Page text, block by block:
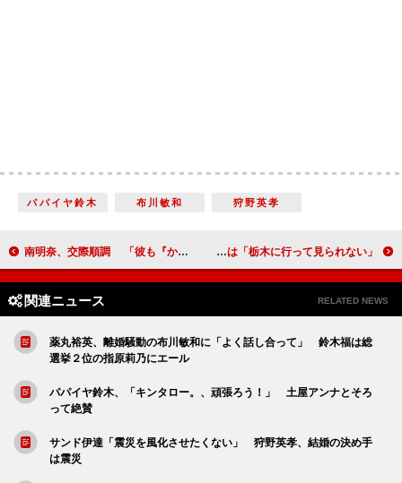
パパイヤ鈴木 布川敏和 狩野英孝
南明奈、交際順調 「彼も『かわいいね』と褒めてくれた」 木下優樹菜、愛娘莉々菜ちゃんと親子ランウエーデビュー フジモンは「栃木に行って見られない」
関連ニュース RELATED NEWS
薬丸裕英、離婚騒動の布川敏和に「よく話し合って」 鈴木福は総
選挙２位の指原莉乃にエール
パパイヤ鈴木、「キンタロー。、頑張ろう！」 土屋アンナとそろ
って絶賛
サンド伊達「震災を風化させたくない」 狩野英孝、結婚の決め手
は震災